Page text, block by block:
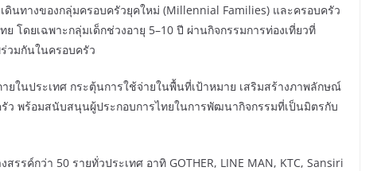
ดินทางของกลุ่มครอบครัวยุคใหม่ (Millennial Families) และครอบครัว
โดยเฉพาะกลุ่มเด็กช่วงอายุ 5–10 ปี ผ่านกิจกรรมการท่องเที่ยวที่
วมกันในครอบครัว
ายในประเทศ กระตุ้นการใช้จ่ายในพื้นที่เป้าหมาย เสริมสร้างภาพลักษณ์
ว พร้อมสนับสนุนผู้ประกอบการไทยในการพัฒนากิจกรรมที่เป็นมิตรกับ
รรค์กว่า 50 รายทั่วประเทศ อาทิ GOTHER, LINE MAN, KTC, Sansiri